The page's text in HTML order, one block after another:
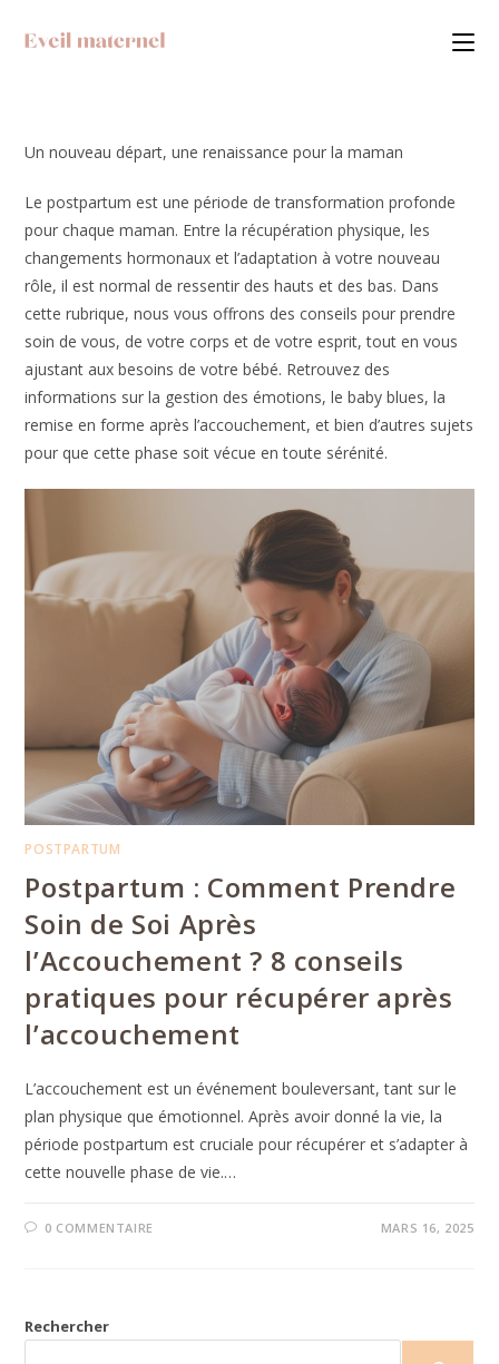
Un nouveau départ, une renaissance pour la maman
Le postpartum est une période de transformation profonde
pour chaque maman. Entre la récupération physique, les
changements hormonaux et l’adaptation à votre nouveau
rôle, il est normal de ressentir des hauts et des bas. Dans
cette rubrique, nous vous offrons des conseils pour prendre
soin de vous, de votre corps et de votre esprit, tout en vous
ajustant aux besoins de votre bébé. Retrouvez des
informations sur la gestion des émotions, le baby blues, la
remise en forme après l’accouchement, et bien d’autres sujets
pour que cette phase soit vécue en toute sérénité.
POSTPARTUM
Postpartum : Comment Prendre
Soin de Soi Après
l’Accouchement ? 8 conseils
pratiques pour récupérer après
l’accouchement
L’accouchement est un événement bouleversant, tant sur le
plan physique que émotionnel. Après avoir donné la vie, la
période postpartum est cruciale pour récupérer et s’adapter à
cette nouvelle phase de vie.…
0 COMMENTAIRE MARS 16, 2025
Rechercher